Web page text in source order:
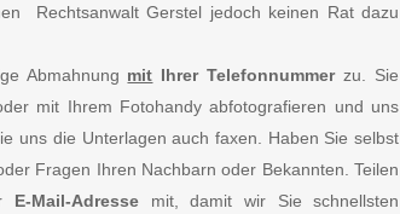
Rechtsanwalt Gerstel jedoch keinen Rat dazu
Abmahnung mit Ihrer Telefonnummerzu. Sie
mit Ihrem Fotohandy abfotografieren und uns
uns die Unterlagen auch faxen. Haben Sie selbst
Fragen Ihren Nachbarn oder Bekannten. Teilen
E-Mail-Adressemit, damit wir Sie schnellsten